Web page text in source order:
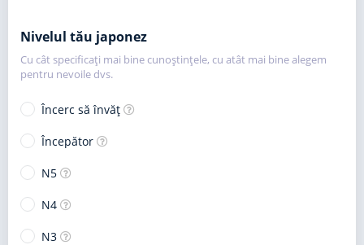
Nivelul tău japonez
Cu cât specificați mai bine cunoștințele, cu atât mai bine alegem
pentru nevoile dvs.
Încerc să învăț
Începător
N5
N4
N3